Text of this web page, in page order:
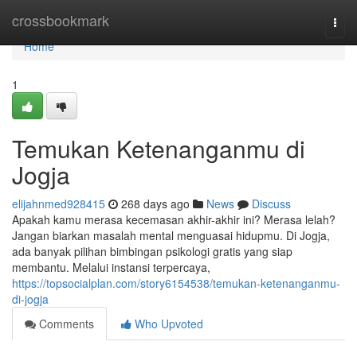
crossbookmark
Home
Home
1
Temukan Ketenanganmu di
Jogja
elijahnmed928415 268 days ago News
Discuss
Apakah kamu merasa kecemasan akhir-akhir ini? Merasa lelah?
Jangan biarkan masalah mental menguasai hidupmu. Di Jogja,
ada banyak pilihan bimbingan psikologi gratis yang siap
membantu. Melalui instansi terpercaya,
https://topsocialplan.com/story6154538/temukan-ketenanganmu-
di-jogja
Comments
Who Upvoted